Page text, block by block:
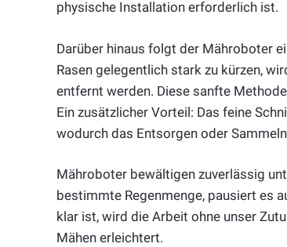
physische Installation erforderlich ist.
Darüber hinaus folgt der Mähroboter
Rasen gelegentlich stark zu kürzen,
entfernt werden. Diese sanfte
Ein zusätzlicher Vorteil: Das feine
wodurch das Entsorgen oder
Mähroboter bewältigen zuverlässig
bestimmte Regenmenge, pausiert es
klar ist, wird die Arbeit ohne unser
Mähen erleichtert.